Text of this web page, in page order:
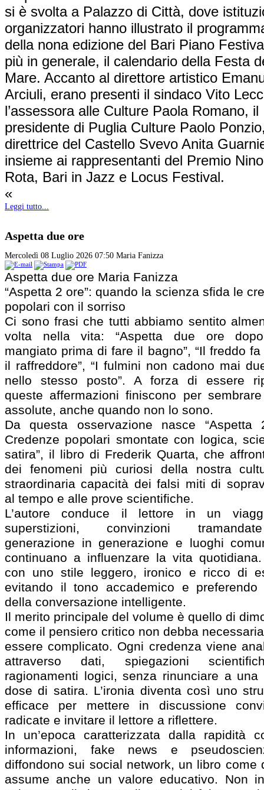
si è svolta a Palazzo di Città, dove
organizzatori hanno illustrato il
della nona edizione del Bari Piano
più in generale, il calendario della Festa
Mare. Accanto al direttore artistico
Arciuli, erano presenti il sindaco Vito
l’assessora alle Culture Paola Romano, il
presidente di Puglia Culture Paolo
direttrice del Castello Svevo Anita
insieme ai rappresentanti del Premio Nino
Rota, Bari in Jazz e Locus Festival.
«
Leggi tutto...
Aspetta due ore
Mercoledì 08 Luglio 2026 07:50 Maria Fanizza
Aspetta due ore Maria Fanizza
“Aspetta 2 ore”: quando la scienza sfida le
popolari con il sorriso
Ci sono frasi che tutti abbiamo sentito
volta nella vita: “Aspetta due ore
mangiato prima di fare il bagno”, “Il freddo
il raffreddore”, “I fulmini non cadono mai
nello stesso posto”. A forza di essere
queste affermazioni finiscono per
assolute, anche quando non lo sono.
Da questa osservazione nasce “Aspetta
Credenze popolari smontate con logica,
satira”, il libro di Frederik Quarta, che
dei fenomeni più curiosi della nostra
straordinaria capacità dei falsi miti di
al tempo e alle prove scientifiche.
L’autore conduce il lettore in un
superstizioni, convinzioni
generazione in generazione e luoghi
continuano a influenzare la vita
con uno stile leggero, ironico e ricco di
evitando il tono accademico e preferendo
della conversazione intelligente.
Il merito principale del volume è quello di
come il pensiero critico non debba
essere complicato. Ogni credenza viene
attraverso dati, spiegazioni
ragionamenti logici, senza rinunciare a una
dose di satira. L’ironia diventa così uno
efficace per mettere in discussione
radicate e invitare il lettore a riflettere.
In un’epoca caratterizzata dalla rapidità
informazioni, fake news e
diffondono sui social network, un libro come
assume anche un valore educativo. Non